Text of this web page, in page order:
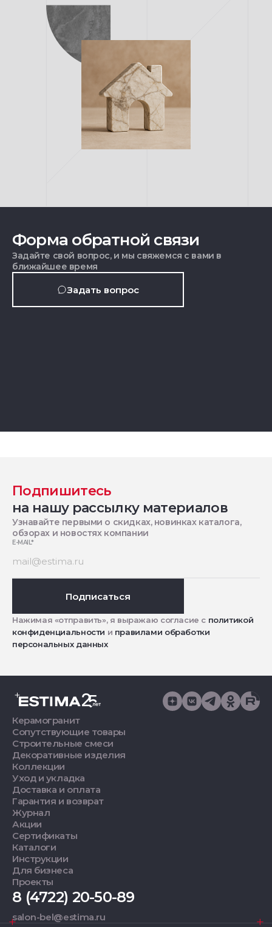
Форма обратной связи
Задайте свой вопрос, и мы свяжемся с вами в
ближайшее время
Задать вопрос
Подпишитесь
на нашу рассылку материалов
Узнавайте первыми о скидках, новинках каталога,
обзорах и новостях компании
E-MAIL*
Подписаться
Нажимая «отправить», я выражаю согласие с политикой
конфиденциальности и правилами обработки
персональных данных
Керамогранит
Сопутствующие товары
Строительные смеси
Декоративные изделия
Коллекции
Уход и укладка
Доставка и оплата
Гарантия и возврат
Журнал
Акции
Сертификаты
Каталоги
Инструкции
Для бизнеса
Проекты
8 (4722) 20-50-89
salon-bel@estima.ru